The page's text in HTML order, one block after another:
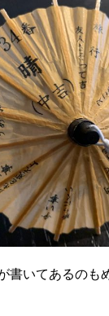
書いてあるのも